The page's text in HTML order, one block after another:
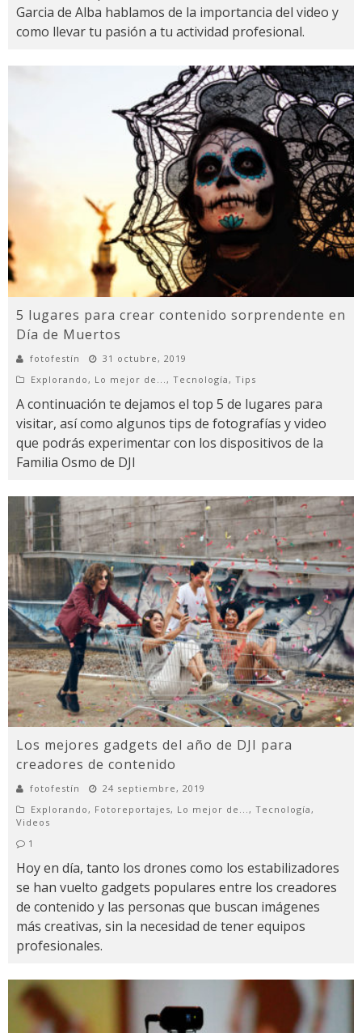
Garcia de Alba hablamos de la importancia del video y
como llevar tu pasión a tu actividad profesional.
5 lugares para crear contenido sorprendente en
Día de Muertos
fotofestín
31 octubre, 2019
Explorando , Lo mejor de... , Tecnología , Tips
A continuación te dejamos el top 5 de lugares para
visitar, así como algunos tips de fotografías y video
que podrás experimentar con los dispositivos de la
Familia Osmo de DJI
Los mejores gadgets del año de DJI para
creadores de contenido
fotofestín
24 septiembre, 2019
Explorando , Fotoreportajes, Lo mejor de... , Tecnología ,
Videos
1
Hoy en día, tanto los drones como los estabilizadores
se han vuelto gadgets populares entre los creadores
de contenido y las personas que buscan imágenes
más creativas, sin la necesidad de tener equipos
profesionales.